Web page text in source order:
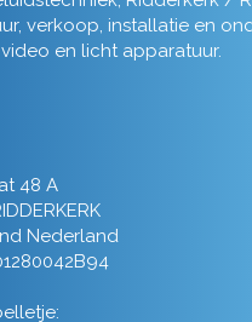
verkoop, installatie en
en licht apparatuur.
48 A
Nederland